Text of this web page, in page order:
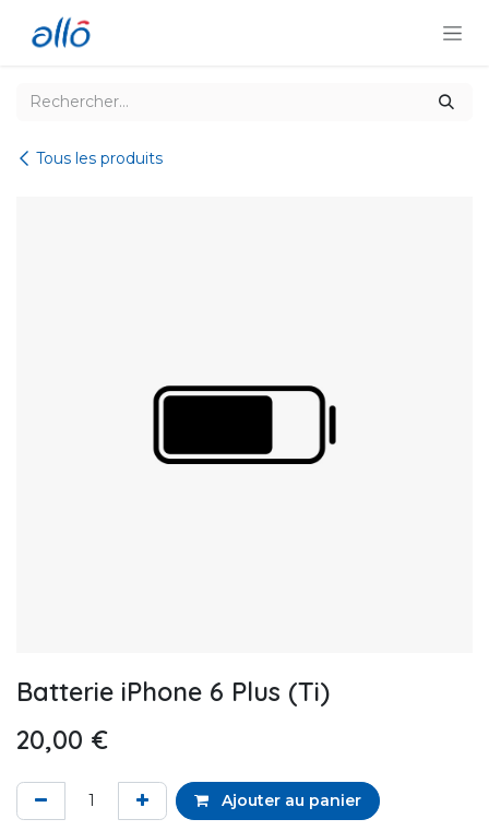
Tous les produits
Batterie iPhone 6 Plus (Ti)
20,00 €
Ajouter au panier